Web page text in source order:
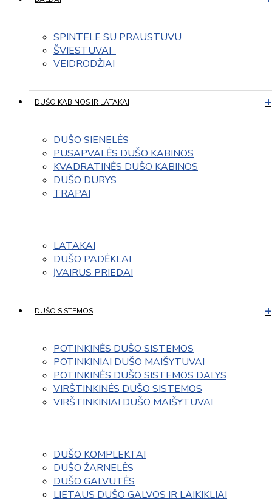
SPINTELE SU PRAUSTUVU
ŠVIESTUVAI
VEIDRODŽIAI
DUŠO KABINOS IR LATAKAI
DUŠO SIENELĖS
PUSAPVALĖS DUŠO KABINOS
KVADRATINĖS DUŠO KABINOS
DUŠO DURYS
TRAPAI
LATAKAI
DUŠO PADĖKLAI
ĮVAIRUS PRIEDAI
DUŠO SISTEMOS
POTINKINĖS DUŠO SISTEMOS
POTINKINIAI DUŠO MAIŠYTUVAI
POTINKINĖS DUŠO SISTEMOS DALYS
VIRŠTINKINĖS DUŠO SISTEMOS
VIRŠTINKINIAI DUŠO MAIŠYTUVAI
DUŠO KOMPLEKTAI
DUŠO ŽARNELĖS
DUŠO GALVUTĖS
LIETAUS DUŠO GALVOS IR LAIKIKLIAI